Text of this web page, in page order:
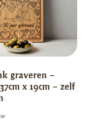
graveren –
x 19cm – zelf